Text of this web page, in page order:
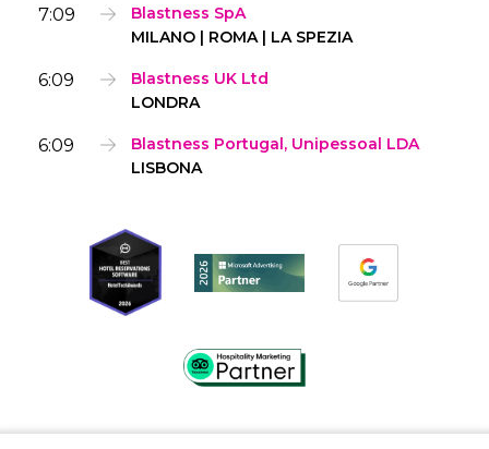
7:09
Blastness SpA
MILANO | ROMA | LA SPEZIA
6:09
Blastness UK Ltd
LONDRA
6:09
Blastness Portugal, Unipessoal LDA
LISBONA